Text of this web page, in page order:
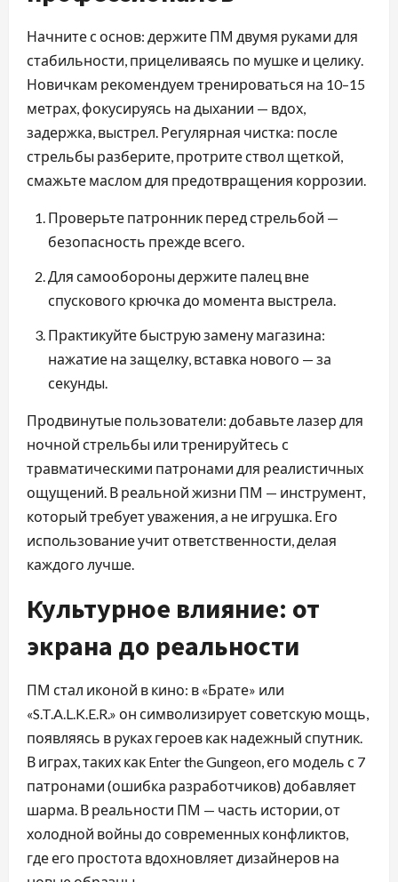
Начните с основ: держите ПМ двумя руками для
стабильности, прицеливаясь по мушке и целику.
Новичкам рекомендуем тренироваться на 10–15
метрах, фокусируясь на дыхании — вдох,
задержка, выстрел. Регулярная чистка: после
стрельбы разберите, протрите ствол щеткой,
смажьте маслом для предотвращения коррозии.
Проверьте патронник перед стрельбой —
безопасность прежде всего.
Для самообороны держите палец вне
спускового крючка до момента выстрела.
Практикуйте быструю замену магазина:
нажатие на защелку, вставка нового — за
секунды.
Продвинутые пользователи: добавьте лазер для
ночной стрельбы или тренируйтесь с
травматическими патронами для реалистичных
ощущений. В реальной жизни ПМ — инструмент,
который требует уважения, а не игрушка. Его
использование учит ответственности, делая
каждого лучше.
Культурное влияние: от
экрана до реальности
ПМ стал иконой в кино: в «Брате» или
«S.T.A.L.K.E.R.» он символизирует советскую мощь,
появляясь в руках героев как надежный спутник.
В играх, таких как Enter the Gungeon, его модель с 7
патронами (ошибка разработчиков) добавляет
шарма. В реальности ПМ — часть истории, от
холодной войны до современных конфликтов,
где его простота вдохновляет дизайнеров на